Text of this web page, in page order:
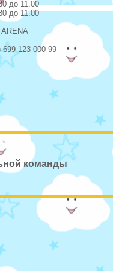
11.00
до 11.00
699 123 000 99
команды